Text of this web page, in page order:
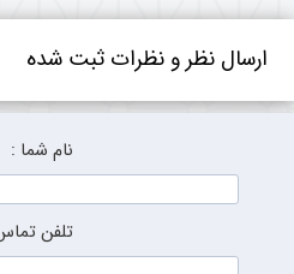
ارسال نظر و نظرات ثبت شده
نام شما :
تلفن